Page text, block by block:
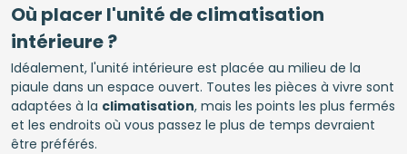
Où placer l'unité de climatisation
intérieure ?
Idéalement, l'unité intérieure est placée au milieu de la
piaule dans un espace ouvert. Toutes les pièces à vivre sont
adaptées à la climatisation, mais les points les plus fermés
et les endroits où vous passez le plus de temps devraient
être préférés.